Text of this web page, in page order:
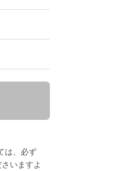
は、必ず
いますよ